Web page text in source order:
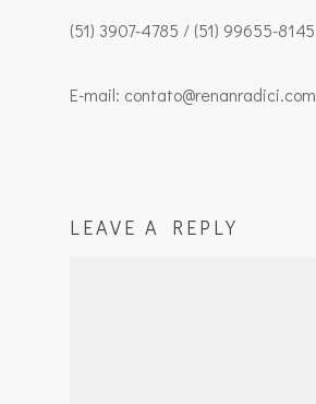
(51) 3907-4785 / (51) 99655-8145
E-mail: contato@renanradici.com
LEAVE A REPLY